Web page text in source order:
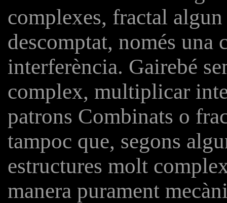
complexes, fractal
descomptat, només una
interferència. Gairebé
complex, multiplicar
patrons Combinats o
tampoc que, segons
estructures molt
manera purament